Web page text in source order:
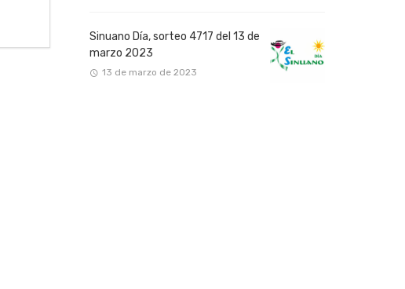
Sinuano Día, sorteo 4717 del 13 de
marzo 2023
13 de marzo de 2023